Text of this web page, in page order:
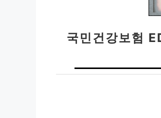
국민건강보험